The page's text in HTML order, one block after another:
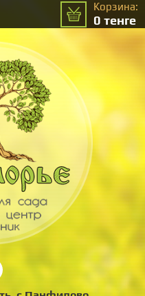
Корзина:
0 тенге